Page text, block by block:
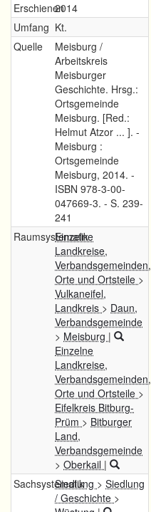
Erschienen2014
Umfang Kt.
Quelle
Meisburg /
Arbeitskreis
Meisburger
Geschichte. Hrsg.:
Ortsgemeinde
Meisburg. [Red.:
Helmut Atzor ... ]. -
Meisburg :
Ortsgemeinde
Meisburg, 2014. -
ISBN 978-3-00-
047669-3. - S. 239-
241
Raumsystematik
Einzelne
Landkreise,
Verbandsgemeinden,
Orte und Ortsteile >
Vulkaneifel,
Landkreis > Daun,
Verbandsgemeinde
> Meisburg |
Einzelne
Landkreise,
Verbandsgemeinden,
Orte und Ortsteile >
Eifelkreis Bitburg-
Prüm > Bitburger
Land,
Verbandsgemeinde
> Oberkail |
Sachsystematik
Siedlung > Siedlung
/ Geschichte >